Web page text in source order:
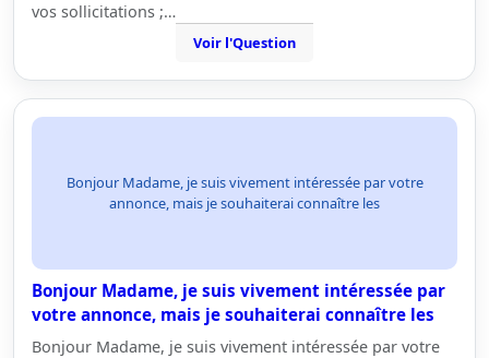
vos sollicitations ;…
Voir l'Question
Bonjour Madame, je suis vivement intéressée par votre
annonce, mais je souhaiterai connaître les
Bonjour Madame, je suis vivement intéressée par
votre annonce, mais je souhaiterai connaître les
Bonjour Madame, je suis vivement intéressée par votre